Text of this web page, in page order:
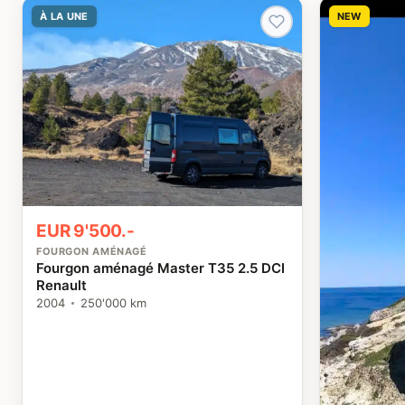
À LA UNE
EUR 9'500.-
FOURGON AMÉNAGÉ
Fourgon aménagé Master T35 2.5 DCI
Renault
2004 250'000 km
NEW